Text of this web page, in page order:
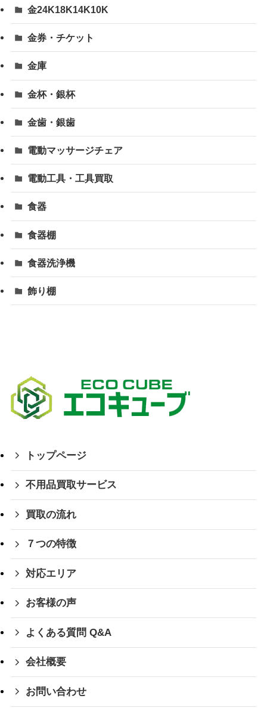
金24K18K14K10K
金券・チケット
金庫
金杯・銀杯
金歯・銀歯
電動マッサージチェア
電動工具・工具買取
食器
食器棚
食器洗浄機
飾り棚
トップページ
不用品買取サービス
買取の流れ
７つの特徴
対応エリア
お客様の声
よくある質問 Q&A
会社概要
お問い合わせ